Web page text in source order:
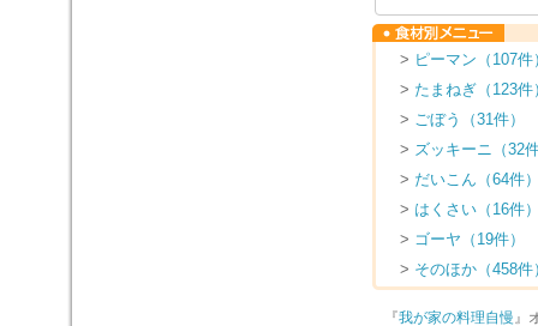
> ピーマン（107件
> たまねぎ（123件
> ごぼう（31件）
> ズッキーニ（32
> だいこん（64件
> はくさい（16件
> ゴーヤ（19件）
> そのほか（458件
『我が家の料理自慢 』